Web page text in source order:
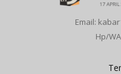
Email:
Hp/